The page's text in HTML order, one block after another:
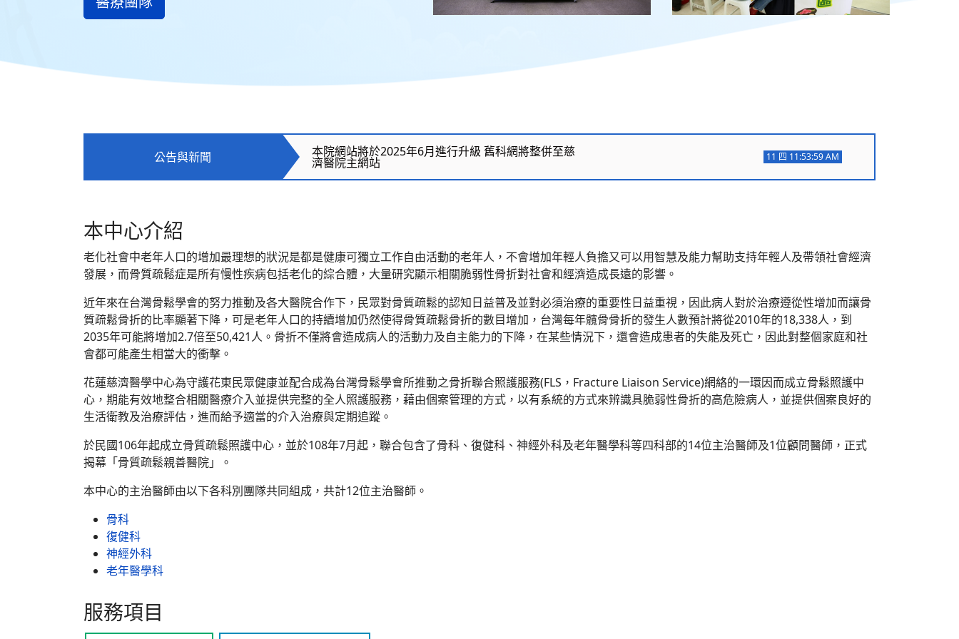
公告與新聞 本院網站將於2025年6月進行升級 舊科網將整併至慈
濟醫院主網站 11 四 11:53:59 AM
本中心介紹
老化社會中老年人口的增加最理想的狀況是都是健康可獨立工作自由活動的老年人，不會增加年輕人負擔又可以用智慧及能力幫助支持年輕人及帶領社會經濟
發展，而骨質疏鬆症是所有慢性疾病包括老化的綜合體，大量研究顯示相關脆弱性骨折對社會和經濟造成長遠的影響。
近年來在台灣骨鬆學會的努力推動及各大醫院合作下，民眾對骨質疏鬆的認知日益普及並對必須治療的重要性日益重視，因此病人對於治療遵從性增加而讓骨
質疏鬆骨折的比率顯著下降，可是老年人口的持續增加仍然使得骨質疏鬆骨折的數目增加，台灣每年髖骨骨折的發生人數預計將從2010年的18,338人，到
2035年可能將增加2.7倍至50,421人。骨折不僅將會造成病人的活動力及自主能力的下降，在某些情況下，還會造成患者的失能及死亡，因此對整個家庭和社
會都可能產生相當大的衝擊。
花蓮慈濟醫學中心為守護花東民眾健康並配合成為台灣骨鬆學會所推動之骨折聯合照護服務(FLS，Fracture Liaison Service)網絡的一環因而成立骨鬆照護中
心，期能有效地整合相關醫療介入並提供完整的全人照護服務，藉由個案管理的方式，以有系統的方式來辨識具脆弱性骨折的高危險病人，並提供個案良好的
生活衛教及治療評估，進而給予適當的介入治療與定期追蹤。
於民國106年起成立骨質疏鬆照護中心，並於108年7月起，聯合包含了骨科、復健科、神經外科及老年醫學科等四科部的14位主治醫師及1位顧問醫師，正式
揭幕「骨質疏鬆親善醫院」。
本中心的主治醫師由以下各科別團隊共同組成，共計12位主治醫師。
骨科
復健科
神經外科
老年醫學科
服務項目